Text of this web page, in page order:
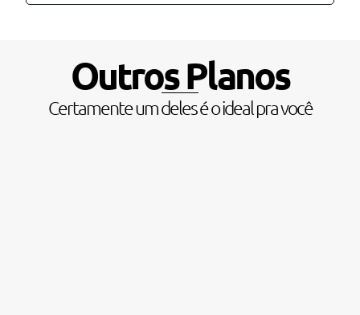
Outros Planos
Certamente um deles é o ideal pra você